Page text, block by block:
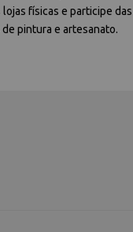
físicas e participe das
pintura e artesanato.